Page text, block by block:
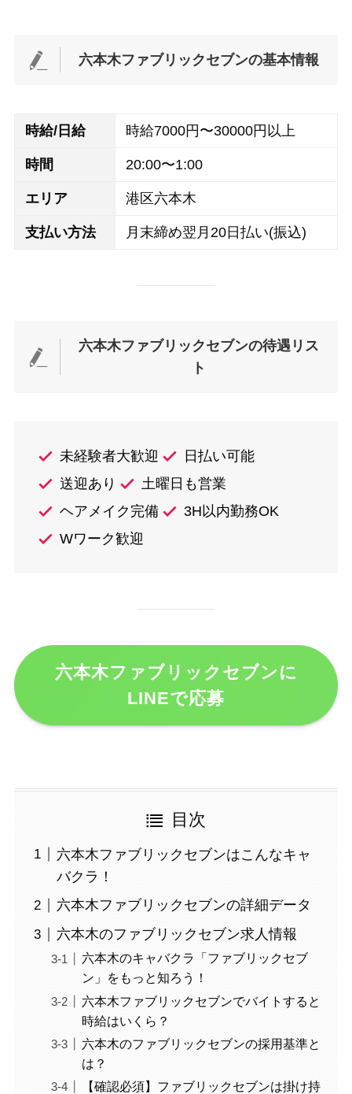
六本木ファブリックセブンの基本情報
時給/日給 時給7000円〜30000円以上
時間 20:00〜1:00
エリア 港区六本木
支払い方法 月末締め翌月20日払い(振込)
六本木ファブリックセブンの待遇リス
ト
未経験者大歓迎
日払い可能
送迎あり
土曜日も営業
ヘアメイク完備
3H以内勤務OK
Wワーク歓迎
六本木ファブリックセブンに
LINEで応募
目次
六本木ファブリックセブンはこんなキャ
バクラ！
六本木ファブリックセブンの詳細データ
六本木のファブリックセブン求人情報
六本木のキャバクラ「ファブリックセブ
ン」をもっと知ろう！
六本木ファブリックセブンでバイトすると
時給はいくら？
六本木のファブリックセブンの採用基準と
は？
【確認必須】ファブリックセブンは掛け持